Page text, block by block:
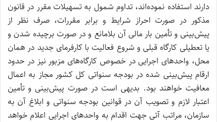
دارند استفاده نموده‌اند، تداوم شمول به تسهیلات مقرر در قانون
مذکور در صورت احراز شرایط و برابر مقررات، صرف نظر از
پیش‌بینی و تأمین بار مالی آن بلامانع و در صورت برچیده شدن و
یا تعطیلی کارگاه قبلی و شروع فعالیت با کارفرمای جدید در همان
محل، واحدهای اجرایی در خصوص کارگاه‌های مزبور نیز در حدود
ارقام پیش‌بینی شده در بودجه سنواتی کل کشور مجاز به اعمال
معافیت خواهند بود. بدیهی است در صورت پیش‌بینی و تأمین
اعتبار لازم و تصویب آن در قوانین بودجه سنواتی و ابلاغ آن به
سازمان، مراتب آتی جهت اقدام به واحدهای اجرایی اعلام خواهد